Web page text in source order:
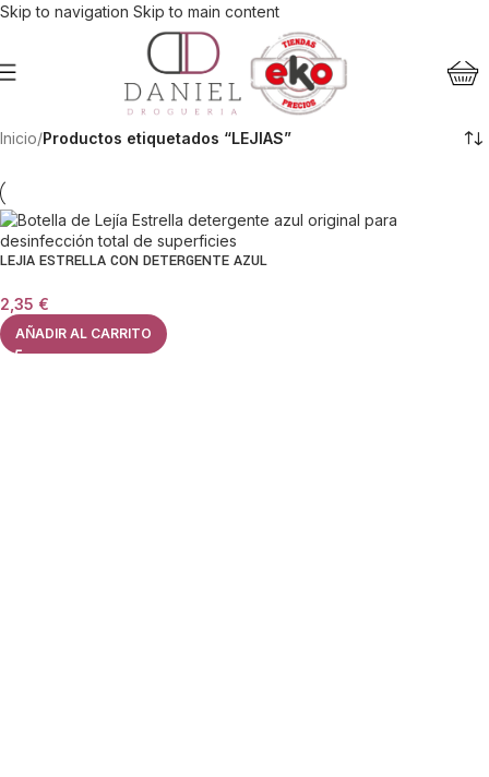
Skip to navigation Skip to main content
Inicio/Productos etiquetados “LEJIAS”
LEJIA ESTRELLA CON DETERGENTE AZUL
2,35 €
AÑADIR AL CARRITO